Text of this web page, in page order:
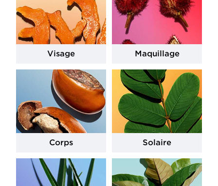
Visage Maquillage
Corps Solaire